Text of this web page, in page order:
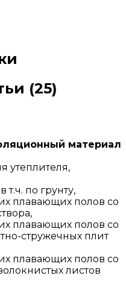
(25)
материал
утеплителя,
по грунту,
плавающих полов со
плавающих полов со
стружечных плит
плавающих полов со
листов